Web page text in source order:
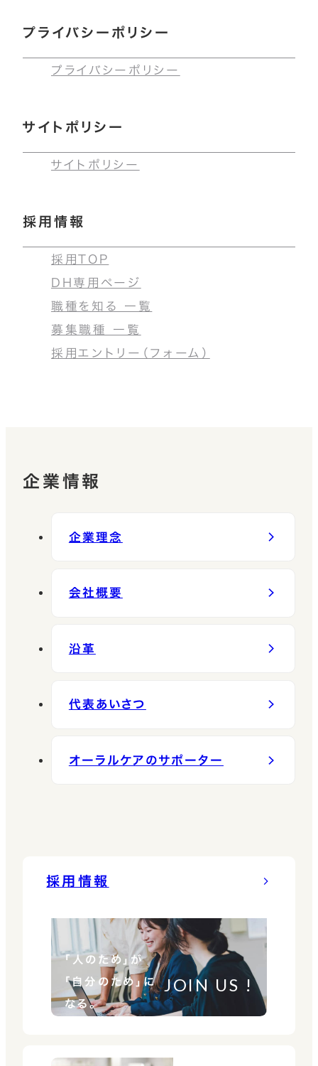
プライバシーポリシー
プライバシーポリシー
サイトポリシー
サイトポリシー
採用情報
採用TOP
DH専用ページ
職種を知る 一覧
募集職種 一覧
採用エントリー（フォーム）
企業情報
企業理念
会社概要
沿革
代表あいさつ
オーラルケアのサポーター
採用情報
「人のため」が
「自分のため」に
なる。
JOIN US !